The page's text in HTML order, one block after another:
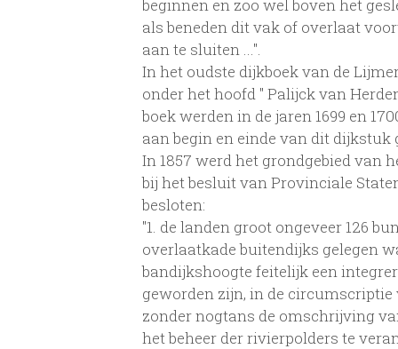
beginnen en zoo wel boven het
als beneden dit vak of overlaat
aan te sluiten ...".
In het oudste dijkboek van de
onder het hoofd " Palijck van
boek werden in de jaren 1699 en
aan begin en einde van dit dijkstuk
In 1857 werd het grondgebied van
bij het besluit van Provinciale
besloten:
"1. de landen groot ongeveer 126
overlaatkade buitendijks gelegen
bandijkshoogte feitelijk een
geworden zijn, in de
zonder nogtans de omschrijving
het beheer der rivierpolders te